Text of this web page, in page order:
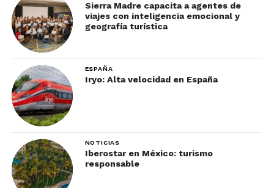
Sierra Madre capacita a agentes de
viajes con inteligencia emocional y
geografía turística
ESPAÑA
Iryo: Alta velocidad en España
NOTICIAS
Iberostar en México: turismo
responsable